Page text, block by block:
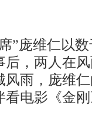
庞维仁以数
，两人在
雨，庞维
电影《金